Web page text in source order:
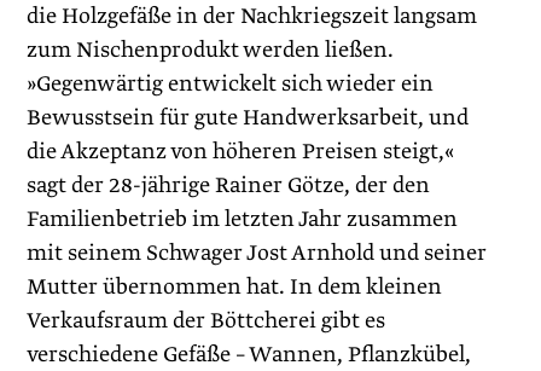
die Holzgefäße in der Nachkriegszeit langsam
zum Nischenprodukt werden ließen.
»Gegenwärtig entwickelt sich wieder ein
Bewusstsein für gute Handwerksarbeit, und
die Akzeptanz von höheren Preisen steigt,«
sagt der 28-jährige Rainer Götze, der den
Familienbetrieb im letzten Jahr zusammen
mit seinem Schwager Jost Arnhold und seiner
Mutter übernommen hat. In dem kleinen
Verkaufsraum der Böttcherei gibt es
verschiedene Gefäße – Wannen, Pflanzkübel,